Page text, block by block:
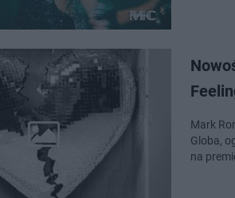
Mark
Globa,
na